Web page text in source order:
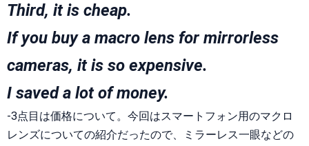
Third, it is cheap.
If you buy a macro lens for mirrorless
cameras, it is so expensive.
I saved a lot of money.
-3点目は価格について。今回はスマートフォン用のマクロ
レンズについての紹介だったので、ミラーレス一眼などの